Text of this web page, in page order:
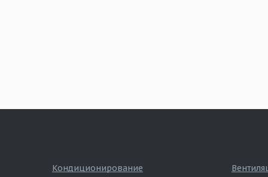
Кондиционирование